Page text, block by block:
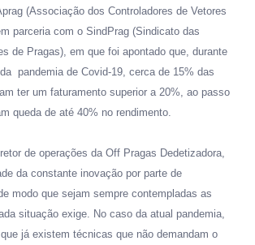
(Associação dos Controladores de Vetores
parceria com o SindPrag (Sindicato das
de Pragas), em que foi apontado que, durante
pandemia de Covid-19, cerca de 15% das
ter um faturamento superior a 20%, ao passo
queda de até 40% no rendimento.
de operações da Off Pragas Dedetizadora,
da constante inovação por parte de
modo que sejam sempre contempladas as
situação exige. No caso da atual pandemia,
já existem técnicas que não demandam o